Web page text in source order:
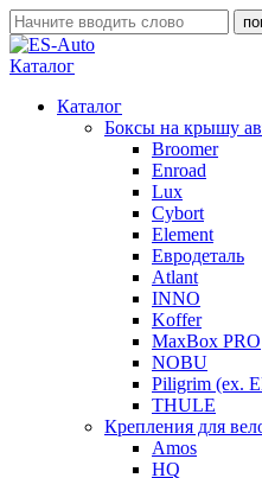
Каталог
Каталог
Боксы на крышу
Broomer
Enroad
Lux
Cybort
Element
Евродеталь
Atlant
INNO
Koffer
MaxBox PRO
NOBU
Piligrim (ex.
THULE
Крепления для
Amos
HQ